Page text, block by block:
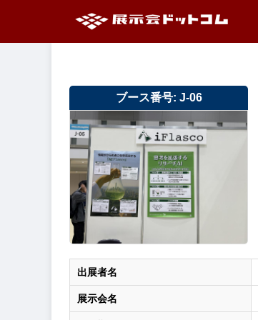
ブース番号: J-06
出展者名
展示会名